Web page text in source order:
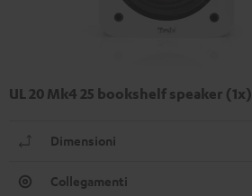
UL 20 Mk4 25 bookshelf speaker (1x)
Dimensioni
Collegamenti